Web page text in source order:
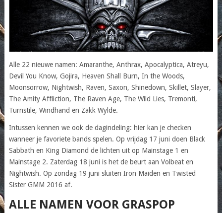
Alle 22 nieuwe namen: Amaranthe, Anthrax, Apocalyptica, Atreyu,
Devil You Know, Gojira, Heaven Shall Burn, In the Woods,
Moonsorrow, Nightwish, Raven, Saxon, Shinedown, Skillet, Slayer,
The Amity Affliction, The Raven Age, The Wild Lies, Tremonti,
Turnstile, Windhand en Zakk Wylde.
Intussen kennen we ook de dagindeling: hier kan je checken
wanneer je favoriete bands spelen. Op vrijdag 17 juni doen Black
Sabbath en King Diamond de lichten uit op Mainstage 1 en
Mainstage 2. Zaterdag 18 juni is het de beurt aan Volbeat en
Nightwish. Op zondag 19 juni sluiten Iron Maiden en Twisted
Sister GMM 2016 af.
ALLE NAMEN VOOR GRASPOP